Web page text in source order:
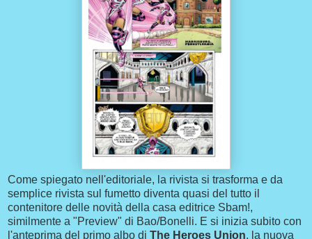
Come spiegato nell'editoriale, la rivista si trasforma e da
semplice rivista sul fumetto diventa quasi del tutto il
contenitore delle novità della casa editrice Sbam!,
similmente a "Preview" di Bao/Bonelli. E si inizia subito con
l'anteprima del primo albo di The Heroes Union, la nuova